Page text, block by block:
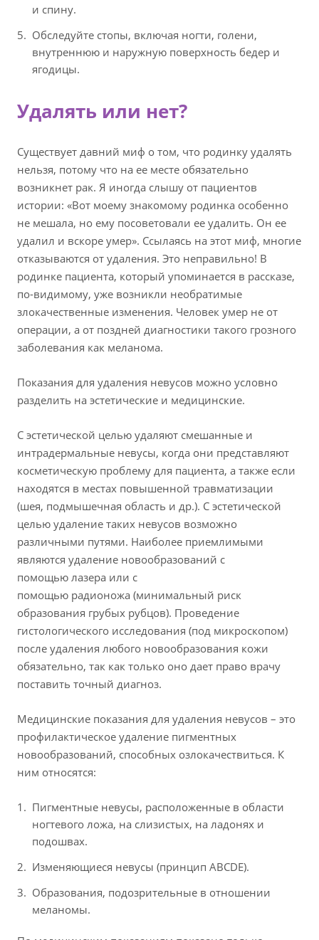
и спину.
Обследуйте стопы, включая ногти, голени,
внутреннюю и наружную поверхность бедер и
ягодицы.
Удалять или нет?
Существует давний миф о том, что родинку удалять
нельзя, потому что на ее месте обязательно
возникнет рак. Я иногда слышу от пациентов
истории: «Вот моему знакомому родинка особенно
не мешала, но ему посоветовали ее удалить. Он ее
удалил и вскоре умер». Ссылаясь на этот миф, многие
отказываются от удаления. Это неправильно! В
родинке пациента, который упоминается в рассказе,
по-видимому, уже возникли необратимые
злокачественные изменения. Человек умер не от
операции, а от поздней диагностики такого грозного
заболевания как меланома.
Показания для удаления невусов можно условно
разделить на эстетические и медицинские.
С эстетической целью удаляют смешанные и
интрадермальные невусы, когда они представляют
косметическую проблему для пациента, а также если
находятся в местах повышенной травматизации
(шея, подмышечная область и др.). С эстетической
целью удаление таких невусов возможно
различными путями. Наиболее приемлимыми
являются удаление новообразований с
помощью лазера или с
помощью радионожа (минимальный риск
образования грубых рубцов). Проведение
гистологического исследования (под микроскопом)
после удаления любого новообразования кожи
обязательно, так как только оно дает право врачу
поставить точный диагноз.
Медицинские показания для удаления невусов – это
профилактическое удаление пигментных
новообразований, способных озлокачествиться. К
ним относятся:
Пигментные невусы, расположенные в области
ногтевого ложа, на слизистых, на ладонях и
подошвах.
Изменяющиеся невусы (принцип АВСDE).
Образования, подозрительные в отношении
меланомы.